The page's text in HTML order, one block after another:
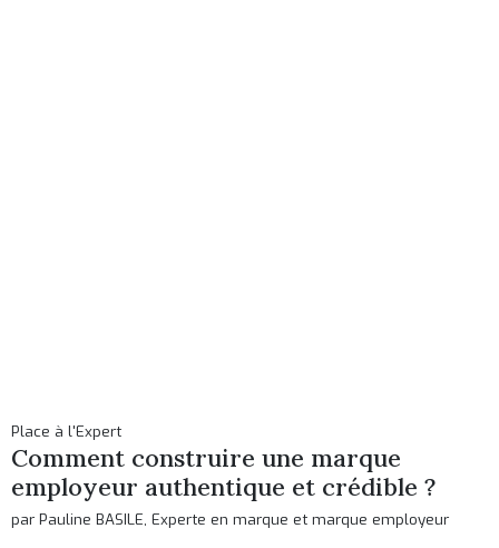
Place à l'Expert
Comment construire une marque
employeur authentique et crédible ?
par Pauline BASILE, Experte en marque et marque employeur